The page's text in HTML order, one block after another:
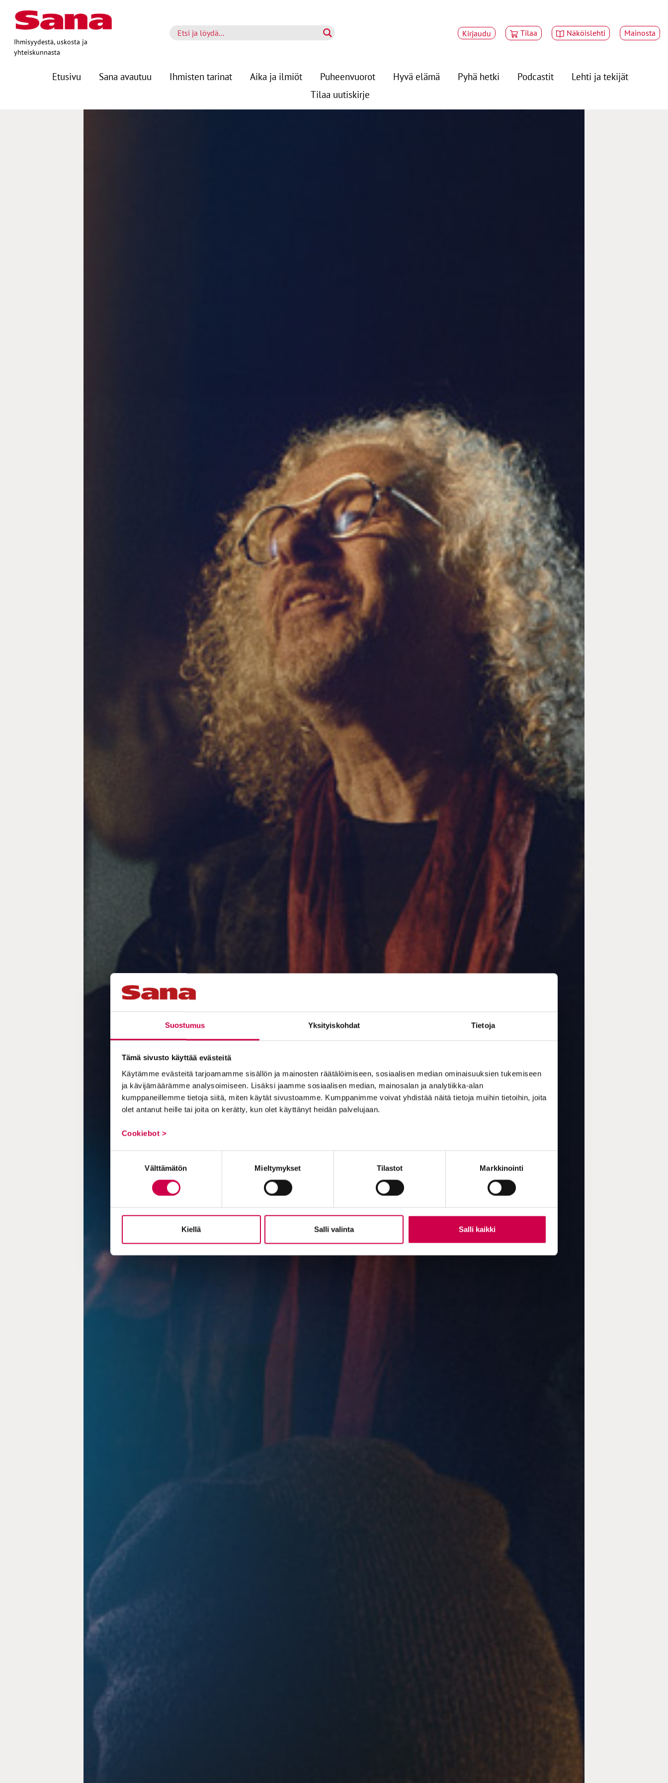
Suostumus Yksityiskohdat Tietoja
Tämä sivusto käyttää evästeitä
Käytämme evästeitä tarjoamamme sisällön ja mainosten räätälöimiseen, sosiaalisen median ominaisuuksien tukemiseen
ja kävijämäärämme analysoimiseen. Lisäksi jaamme sosiaalisen median, mainosalan ja analytiikka-alan
kumppaneillemme tietoja siitä, miten käytät sivustoamme. Kumppanimme voivat yhdistää näitä tietoja muihin tietoihin, joita
olet antanut heille tai joita on kerätty, kun olet käyttänyt heidän palvelujaan.
Cookiebot >
Välttämätön Mieltymykset Tilastot Markkinointi
Kiellä Salli valinta Salli kaikki
Ihmisyydestä, uskosta ja
yhteiskunnasta
Kirjaudu Tilaa Näköislehti Mainosta
Etusivu Sana avautuu Ihmisten tarinat Aika ja ilmiöt Puheenvuorot Hyvä elämä Pyhä hetki Podcastit
Lehti ja tekijät
Tilaa uutiskirje